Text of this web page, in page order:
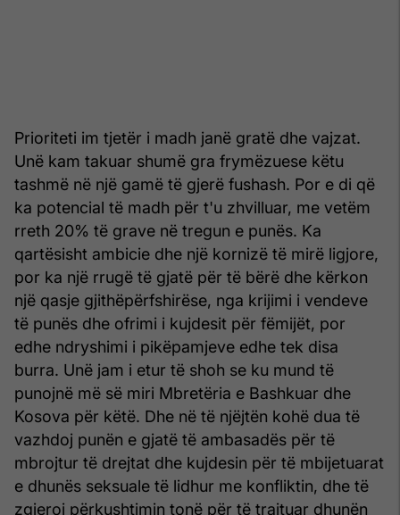
Prioriteti im tjetër i madh janë gratë dhe vajzat.
Unë kam takuar shumë gra frymëzuese këtu
tashmë në një gamë të gjerë fushash. Por e di që
ka potencial të madh për t'u zhvilluar, me vetëm
rreth 20% të grave në tregun e punës. Ka
qartësisht ambicie dhe një kornizë të mirë ligjore,
por ka një rrugë të gjatë për të bërë dhe kërkon
një qasje gjithëpërfshirëse, nga krijimi i vendeve
të punës dhe ofrimi i kujdesit për fëmijët, por
edhe ndryshimi i pikëpamjeve edhe tek disa
burra. Unë jam i etur të shoh se ku mund të
punojnë më së miri Mbretëria e Bashkuar dhe
Kosova për këtë. Dhe në të njëjtën kohë dua të
vazhdoj punën e gjatë të ambasadës për të
mbrojtur të drejtat dhe kujdesin për të mbijetuarat
e dhunës seksuale të lidhur me konfliktin, dhe të
zgjeroj përkushtimin tonë për të trajtuar dhunën